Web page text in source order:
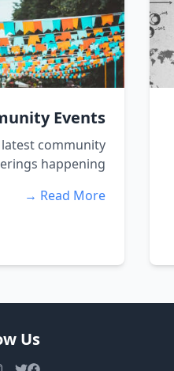
Events
community
happening...
Read More →
Us